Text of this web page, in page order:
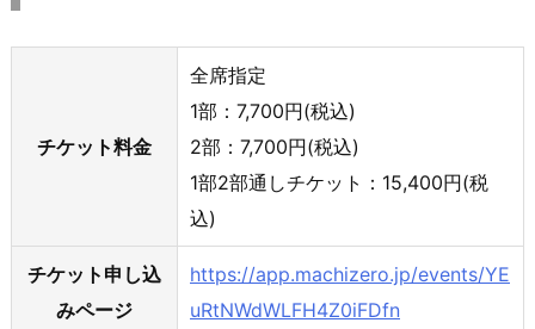
チケット料金
全席指定
1部：7,700円(税込)
2部：7,700円(税込)
1部2部通しチケット：15,400円(税
込)
チケット申し込
みページ
https://app.machizero.jp/events/YE
uRtNWdWLFH4Z0iFDfn